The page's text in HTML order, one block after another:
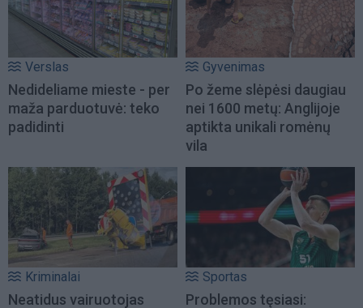
Verslas
Nedideliame mieste - per
maža parduotuvė: teko
padidinti
Gyvenimas
Po žeme slėpėsi daugiau
nei 1600 metų: Anglijoje
aptikta unikali romėnų
vila
Kriminalai
Neatidus vairuotojas
Sportas
Problemos tęsiasi: